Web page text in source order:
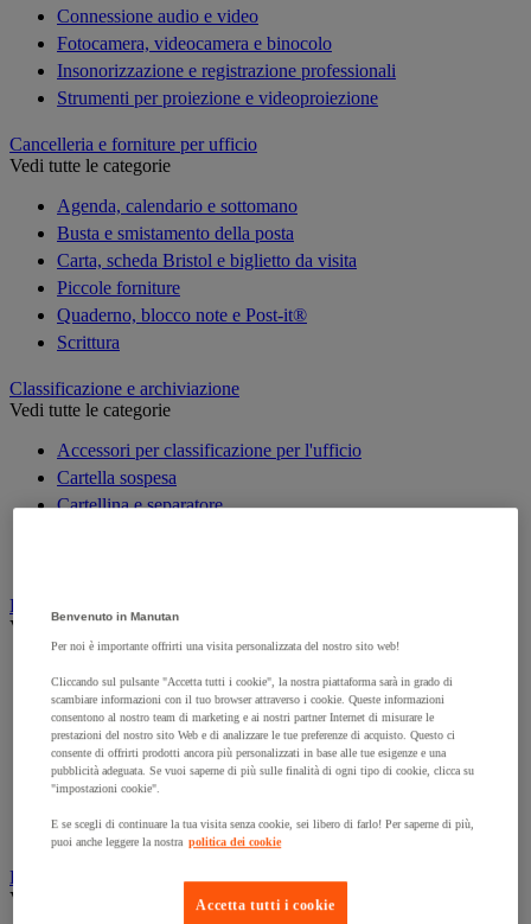
Connessione audio e video
Fotocamera, videocamera e binocolo
Insonorizzazione e registrazione professionali
Strumenti per proiezione e videoproiezione
Cancelleria e forniture per ufficio
Vedi tutte le categorie
Agenda, calendario e sottomano
Busta e smistamento della posta
Carta, scheda Bristol e biglietto da visita
Piccole forniture
Quaderno, blocco note e Post-it®
Scrittura
Classificazione e archiviazione
Vedi tutte le categorie
Accessori per classificazione per l'ufficio
Cartella sospesa
Cartellina e separatore
Decorazione
Vedi tutte le categorie
Cornice e sistema di fissaggio
Decorazione per feste
Orologio
Pellicola adesiva per vetro
Vetrina per esposizione
Elezione
Vedi tutte le categorie
Benvenuto in Manutan
Per noi è importante offrirti una visita personalizzata del nostro sito web!
Cliccando sul pulsante "Accetta tutti i cookie", la nostra piattaforma sarà in grado di
scambiare informazioni con il tuo browser attraverso i cookie. Queste informazioni
consentono al nostro team di marketing e ai nostri partner Internet di misurare le
prestazioni del nostro sito Web e di analizzare le tue preferenze di acquisto. Questo ci
consente di offrirti prodotti ancora più personalizzati in base alle tue esigenze e una
pubblicità adeguata. Se vuoi saperne di più sulle finalità di ogni tipo di cookie, clicca su
"impostazioni cookie".
E se scegli di continuare la tua visita senza cookie, sei libero di farlo! Per saperne di più,
puoi anche leggere la nostra politica dei cookie
Accetta tutti i cookie